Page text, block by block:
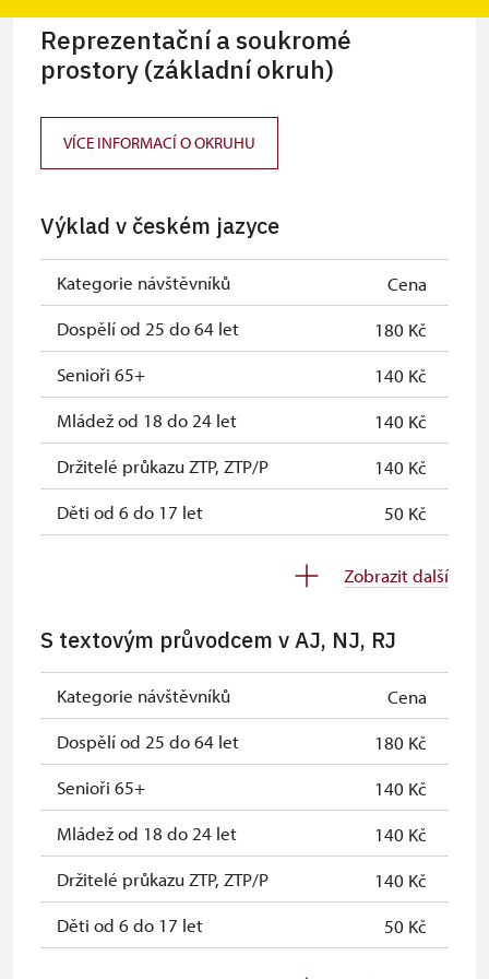
Reprezentační a soukromé
prostory (základní okruh)
VÍCE INFORMACÍ O OKRUHU
Výklad v českém jazyce
Kategorie návštěvníků
Cena
Dospělí od 25 do 64 let
180 Kč
Senioři 65+
140 Kč
Mládež od 18 do 24 let
140 Kč
Držitelé průkazu ZTP, ZTP/P
140 Kč
Děti od 6 do 17 let
50 Kč
Pedagogický dozor (pro školní
skupiny 1 osoba na 10 dětí)
zdarma
Průvodce organizované skupiny (1
osoba pro celou skupinu min. 15
osob)
zdarma
Karta zaměstnance s QR kódem MK
ČR *
zdarma
Průkaz ICOMOS *
zdarma
Celoroční volné vstupenky vydané
zdarma
Zobrazit další
S textovým průvodcem v AJ, NJ, RJ
Kategorie návštěvníků
Cena
Dospělí od 25 do 64 let
180 Kč
Senioři 65+
140 Kč
Mládež od 18 do 24 let
140 Kč
Držitelé průkazu ZTP, ZTP/P
140 Kč
Děti od 6 do 17 let
50 Kč